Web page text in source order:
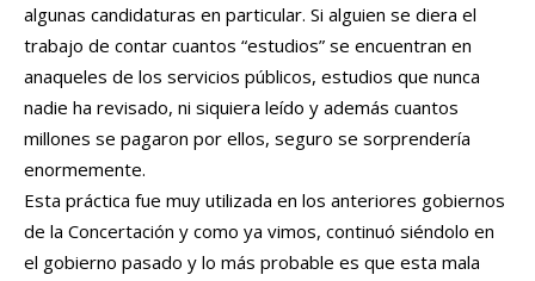
algunas candidaturas en particular. Si alguien se diera el
trabajo de contar cuantos “estudios” se encuentran en
anaqueles de los servicios públicos, estudios que nunca
nadie ha revisado, ni siquiera leído y además cuantos
millones se pagaron por ellos, seguro se sorprendería
enormemente.
Esta práctica fue muy utilizada en los anteriores gobiernos
de la Concertación y como ya vimos, continuó siéndolo en
el gobierno pasado y lo más probable es que esta mala